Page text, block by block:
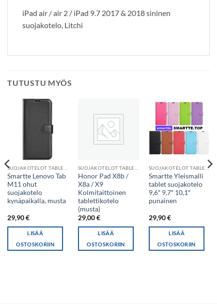
iPad air / air 2 / iPad 9.7 2017 & 2018 sininen
suojakotelo, Litchi
TUTUSTU MYÖS
Smartte Lenovo Tab
M11 ohut
suojakotelo
kynäpaikalla, musta
29,90€
LISÄÄ
OSTOSKORIIN
Honor Pad X8b /
X8a / X9
Kolmitaittoinen
tablettikotelo
(musta)
29,00€
LISÄÄ
OSTOSKORIIN
SUOJAKOTELOT TABLETTEIHIN
Smartte Yleismalli
tablet suojakotelo
9,6″ 9,7″ 10,1″
punainen
29,90€
LISÄÄ
OSTOSKORIIN